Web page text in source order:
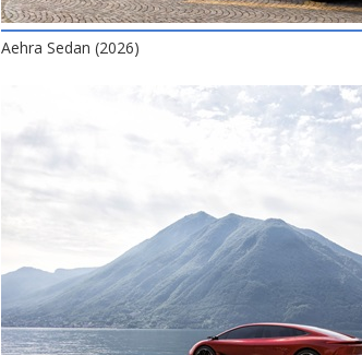
Aehra Sedan (2026)